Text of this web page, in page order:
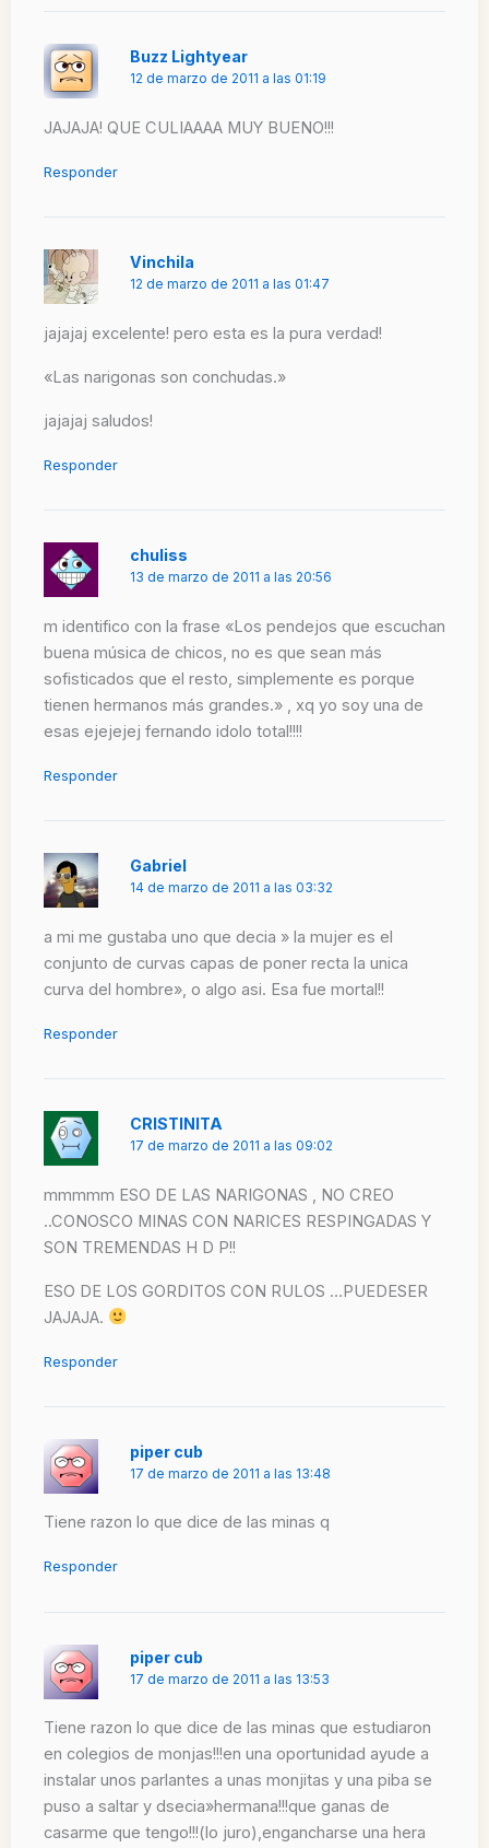
Buzz Lightyear
12 de marzo de 2011 a las 01:19
JAJAJA! QUE CULIAAAA MUY BUENO!!!
Responder
Vinchila
12 de marzo de 2011 a las 01:47
jajajaj excelente! pero esta es la pura verdad!
«Las narigonas son conchudas.»
jajajaj saludos!
Responder
chuliss
13 de marzo de 2011 a las 20:56
m identifico con la frase «Los pendejos que escuchan
buena música de chicos, no es que sean más
sofisticados que el resto, simplemente es porque
tienen hermanos más grandes.» , xq yo soy una de
esas ejejejej fernando idolo total!!!!
Responder
Gabriel
14 de marzo de 2011 a las 03:32
a mi me gustaba uno que decia » la mujer es el
conjunto de curvas capas de poner recta la unica
curva del hombre», o algo asi. Esa fue mortal!!
Responder
CRISTINITA
17 de marzo de 2011 a las 09:02
mmmmm ESO DE LAS NARIGONAS , NO CREO
..CONOSCO MINAS CON NARICES RESPINGADAS Y
SON TREMENDAS H D P!!
ESO DE LOS GORDITOS CON RULOS …PUEDESER
JAJAJA.
Responder
piper cub
17 de marzo de 2011 a las 13:48
Tiene razon lo que dice de las minas q
Responder
piper cub
17 de marzo de 2011 a las 13:53
Tiene razon lo que dice de las minas que estudiaron
en colegios de monjas!!!en una oportunidad ayude a
instalar unos parlantes a unas monjitas y una piba se
puso a saltar y dsecia»hermana!!!que ganas de
casarme que tengo!!!(lo juro),engancharse una hera